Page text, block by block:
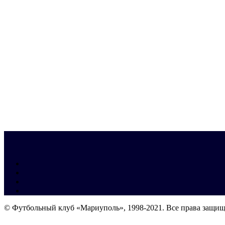
© Футбольный клуб «Мариуполь», 1998-2021. Все права